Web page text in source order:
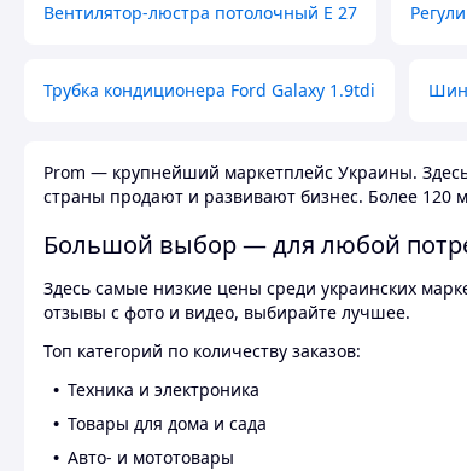
Вентилятор-люстра потолочный E 27
Трубка кондиционера Ford Galaxy 1.9tdi
Prom — крупнейший маркетплейс Украины.
страны продают и развивают бизнес. Более 120
Большой выбор — для любой
Здесь самые низкие цены среди украинских
отзывы с фото и видео, выбирайте лучшее.
Топ категорий по количеству заказов:
Техника и электроника
Товары для дома и сада
Авто- и мототовары